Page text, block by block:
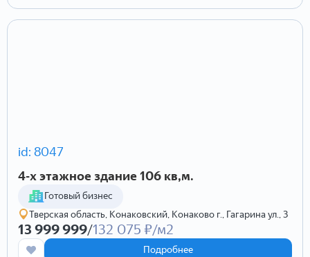
id: 8047
4-х этажное здание 106 кв,м.
Готовый бизнес
Тверская область, Конаковский, Конаково г., Гагарина ул., 3
Подробнее
13 999 999/132 075 ₽/м2